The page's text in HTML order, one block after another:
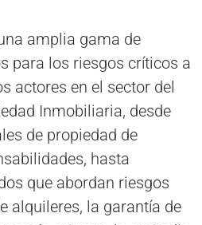
amplia gama de
para los riesgos críticos a
actores en el sector del
Inmobiliaria, desde
de propiedad de
hasta
que abordan riesgos
alquileres, la garantía de